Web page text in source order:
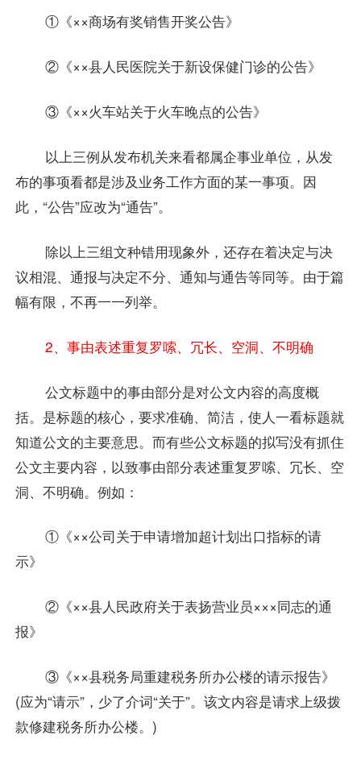
①《××商场有奖销售开奖公告》
②《××县人民医院关于新设保健门诊的公告》
③《××火车站关于火车晚点的公告》
以上三例从发布机关来看都属企事业单位，从发
布的事项看都是涉及业务工作方面的某一事项。因
此，“公告”应改为“通告”。
除以上三组文种错用现象外，还存在着决定与决
议相混、通报与决定不分、通知与通告等同等。由于篇
幅有限，不再一一列举。
2、事由表述重复罗嗦、冗长、空洞、不明确
公文标题中的事由部分是对公文内容的高度概
括。是标题的核心，要求准确、简洁，使人一看标题就
知道公文的主要意思。而有些公文标题的拟写没有抓住
公文主要内容，以致事由部分表述重复罗嗦、冗长、空
洞、不明确。例如：
①《××公司关于申请增加超计划出口指标的请
示》
②《××县人民政府关于表扬营业员×××同志的通
报》
③《××县税务局重建税务所办公楼的请示报告》
(应为“请示”，少了介词“关于”。该文内容是请求上级拨
款修建税务所办公楼。)